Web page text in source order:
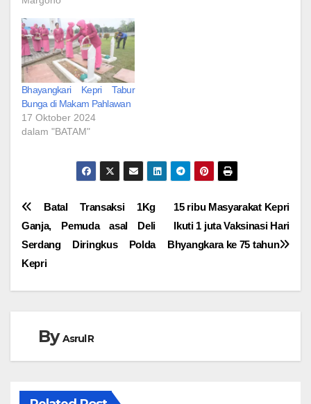
Bhayangkari Kepri Tabur
Bunga di Makam Pahlawan
17 Oktober 2024
dalam "BATAM"
Navigasi
pos
15 ribu Masyarakat Kepri
Ikuti 1 juta Vaksinasi Hari
Bhyangkara ke 75 tahun
Batal Transaksi 1Kg
Ganja, Pemuda asal Deli
Serdang Diringkus Polda
Kepri
ByAsrul R